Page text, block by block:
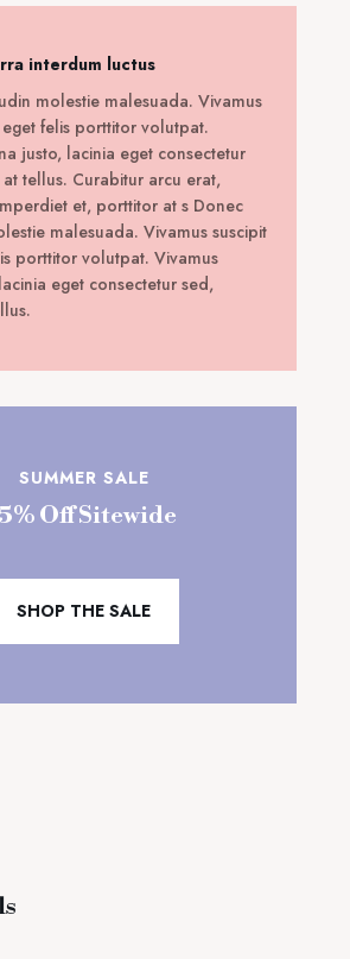
interdum luctus
molestie malesuada. Vivamus
felis porttitor volutpat.
justo, lacinia eget consectetur
tellus. Curabitur arcu erat,
et, porttitor at s Donec
malesuada. Vivamus suscipit
porttitor volutpat. Vivamus
eget consectetur sed,
SUMMER SALE
Off Sitewide
SHOP THE SALE